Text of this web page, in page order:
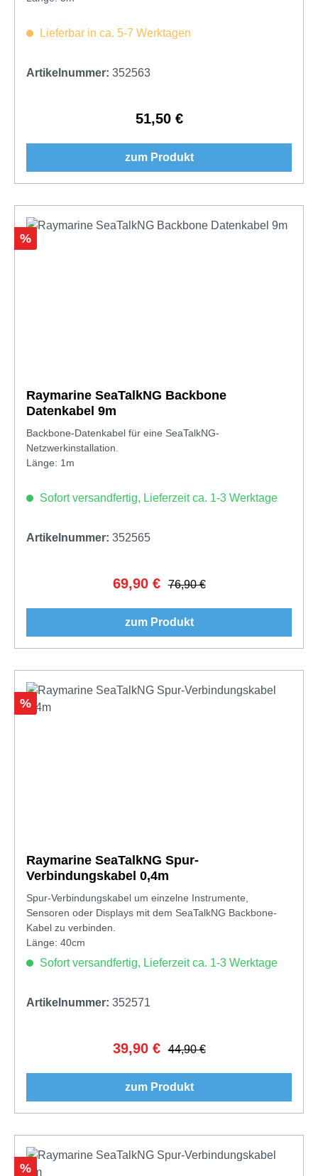
Lieferbar in ca. 5-7 Werktagen
Artikelnummer: 352563
Regulärer Preis:
51,50 €
zum Produkt
Rabatt
%
Raymarine SeaTalkNG Backbone
Datenkabel 9m
Backbone-Datenkabel für eine SeaTalkNG-
Netzwerkinstallation.
Länge: 1m
Sofort versandfertig, Lieferzeit ca. 1-3 Werktage
Artikelnummer: 352565
Verkaufspreis:
69,90 € Regulärer Preis:
76,90 €
zum Produkt
Rabatt
%
Raymarine SeaTalkNG Spur-
Verbindungskabel 0,4m
Spur-Verbindungskabel um einzelne Instrumente,
Sensoren oder Displays mit dem SeaTalkNG Backbone-
Kabel zu verbinden.
Länge: 40cm
Sofort versandfertig, Lieferzeit ca. 1-3 Werktage
Artikelnummer: 352571
Verkaufspreis:
39,90 € Regulärer Preis:
44,90 €
zum Produkt
Rabatt
%